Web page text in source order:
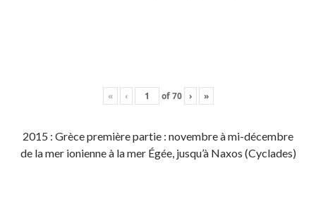
« ‹ of70 › »
2015 : Grèce première partie : novembre à mi-décembre
de la mer ionienne à la mer Égée, jusqu’à Naxos (Cyclades)